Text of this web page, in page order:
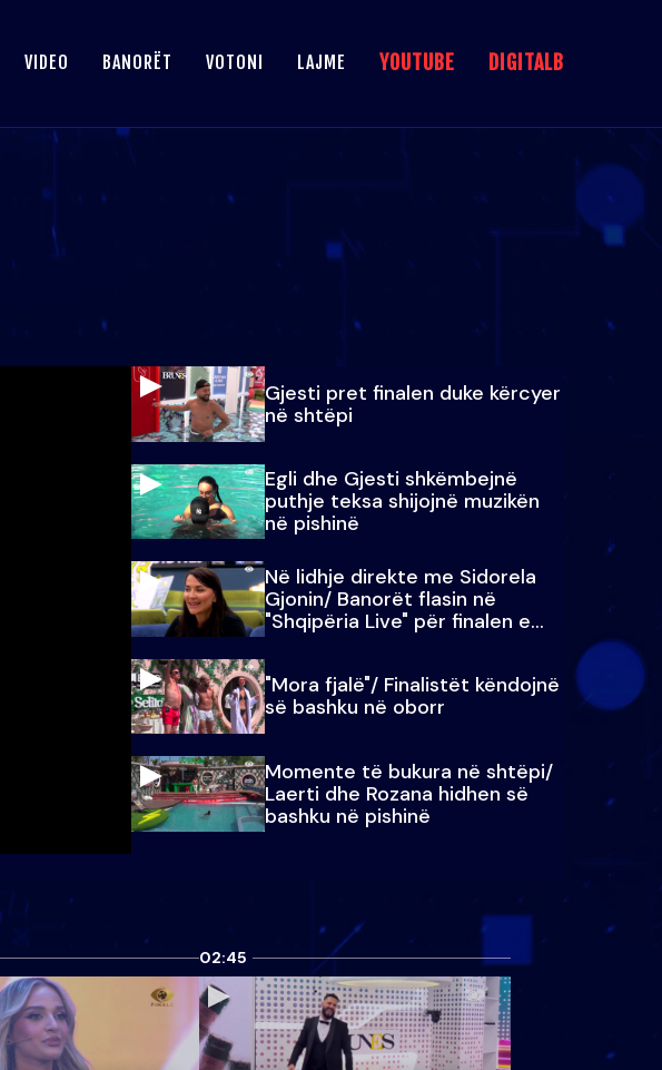
VIDEO BANORËT VOTONI LAJME YOUTUBE DIGITALB
Gjesti pret finalen duke kërcyer
në shtëpi
Egli dhe Gjesti shkëmbejnë
puthje teksa shijojnë muzikën
në pishinë
Në lidhje direkte me Sidorela
Gjonin/ Banorët flasin në
"Shqipëria Live" për finalen e
madhe
"Mora fjalë"/ Finalistët këndojnë
së bashku në oborr
Momente të bukura në shtëpi/
Laerti dhe Rozana hidhen së
bashku në pishinë
02:45